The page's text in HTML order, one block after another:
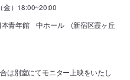
金）18:00~20:00
本青年館 中ホール (新宿区霞ヶ丘
は別室にてモニター上映をいたし